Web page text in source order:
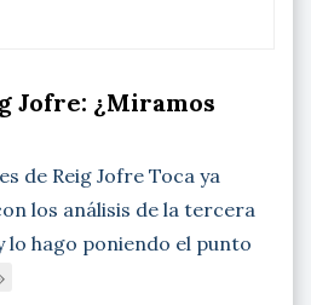
Jofre: ¿Miramos
de Reig Jofre Toca ya
los análisis de la tercera
lo hago poniendo el punto